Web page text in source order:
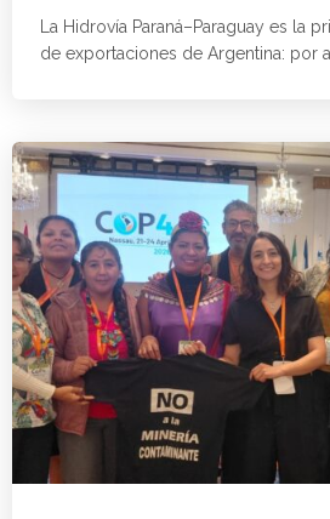
La Hidrovía Paraná–Paraguay es la
de exportaciones de Argentina: por